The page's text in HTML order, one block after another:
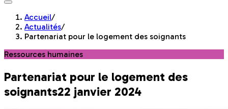
Accueil/
Actualités/
Partenariat pour le logement des soignants
Ressources humaines
Partenariat pour le logement des
soignants22 janvier 2024